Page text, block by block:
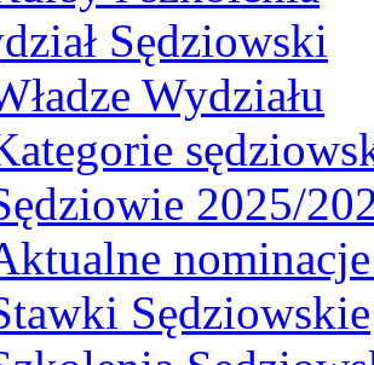
Sędziowski
Wydziału
2025/
Sędziowskie